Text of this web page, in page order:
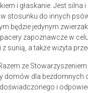
i głaskanie. Jest silna
stosunku do innych
będzie jedynym
zapoznawcze w
sunią, a także wizyta
i